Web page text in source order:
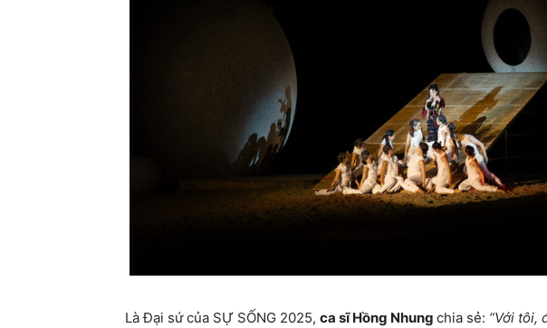
Là Đại sứ của SỰ SỐNG 2025, ca sĩ Hồng Nhung chia sẻ: “Với tôi,